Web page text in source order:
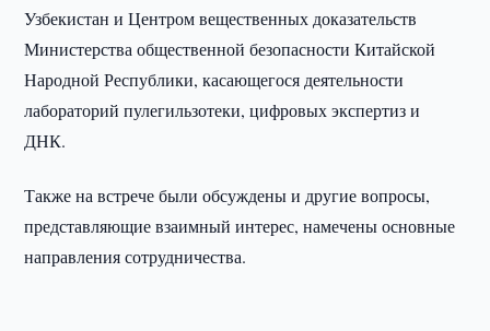
Узбекистан и Центром вещественных доказательств
Министерства общественной безопасности Китайской
Народной Республики, касающегося деятельности
лабораторий пулегильзотеки, цифровых экспертиз и
ДНК.
Также на встрече были обсуждены и другие вопросы,
представляющие взаимный интерес, намечены основные
направления сотрудничества.